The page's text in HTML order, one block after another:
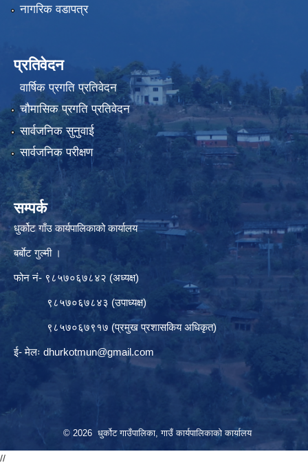
नागरिक वडापत्र
प्रतिवेदन
वार्षिक प्रगति प्रतिवेदन
चौमासिक प्रगति प्रतिवेदन
सार्वजनिक सुनुवाई
सार्वजनिक परीक्षण
सम्पर्क
धुर्कोट गाँउ कार्यपालिकाको कार्यालय
बर्बाेट गुल्मी ।
फोन नं- ९८५७०६७८४२ (अध्यक्ष)
९८५७०६७८४३ (उपाध्यक्ष)
९८५७०६७९१७ (प्रमुख प्रशासकिय अधिकृत)
ई- मेलः dhurkotmun@gmail.com
© 2026 धुर्कोट गाउँपालिका, गाउँ कार्यपालिकाको कार्यालय
//